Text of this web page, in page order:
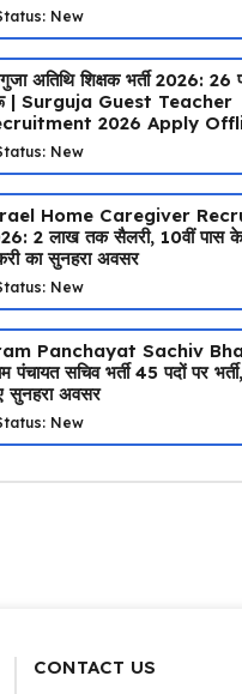
New
अतिथि शिक्षक भर्ती 2026: 26
| Surguja Guest Teacher
2026 Apply
New
Home Caregiver
₹2 लाख तक सैलरी, 10वीं पास
का सुनहरा अवसर
New
Panchayat Sachiv
पंचायत सचिव भर्ती 45 पदों पर
सुनहरा अवसर
New
CONTACT US